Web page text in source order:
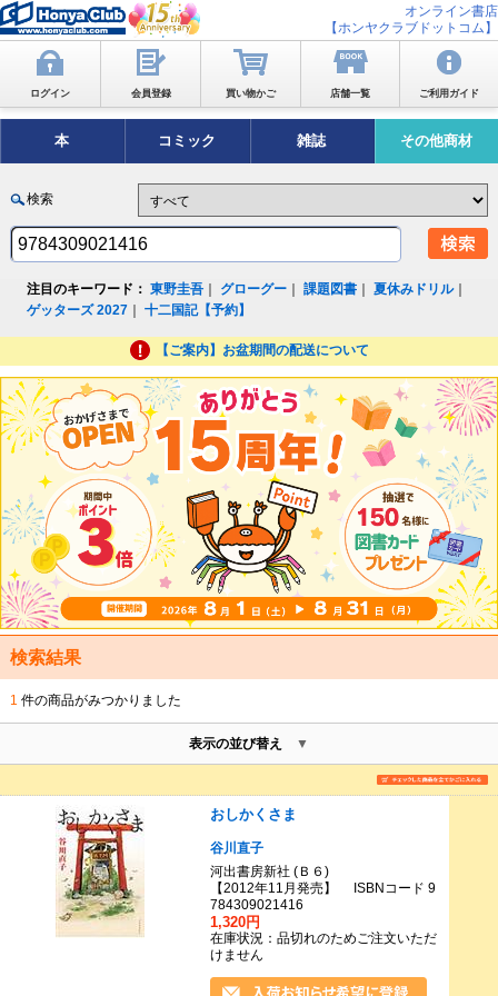
オンライン書店
【ホンヤクラブドットコム】
ログイン 会員登録 買い物かご 店舗一覧 ご利用ガイド
本 コミック 雑誌 その他商材
検索
注目のキーワード： 東野圭吾 グローグー ｜課題図書 ｜夏休みドリル｜
ゲッターズ 2027 ｜十二国記【予約】
【ご案内】お盆期間の配送について
検索結果
1 件の商品がみつかりました
表示の並び替え
おしかくさま
谷川直子
河出書房新社 (Ｂ６)
【2012年11月発売】 ISBNコード 9
784309021416
1,320円
在庫状況：品切れのためご注文いただ
けません